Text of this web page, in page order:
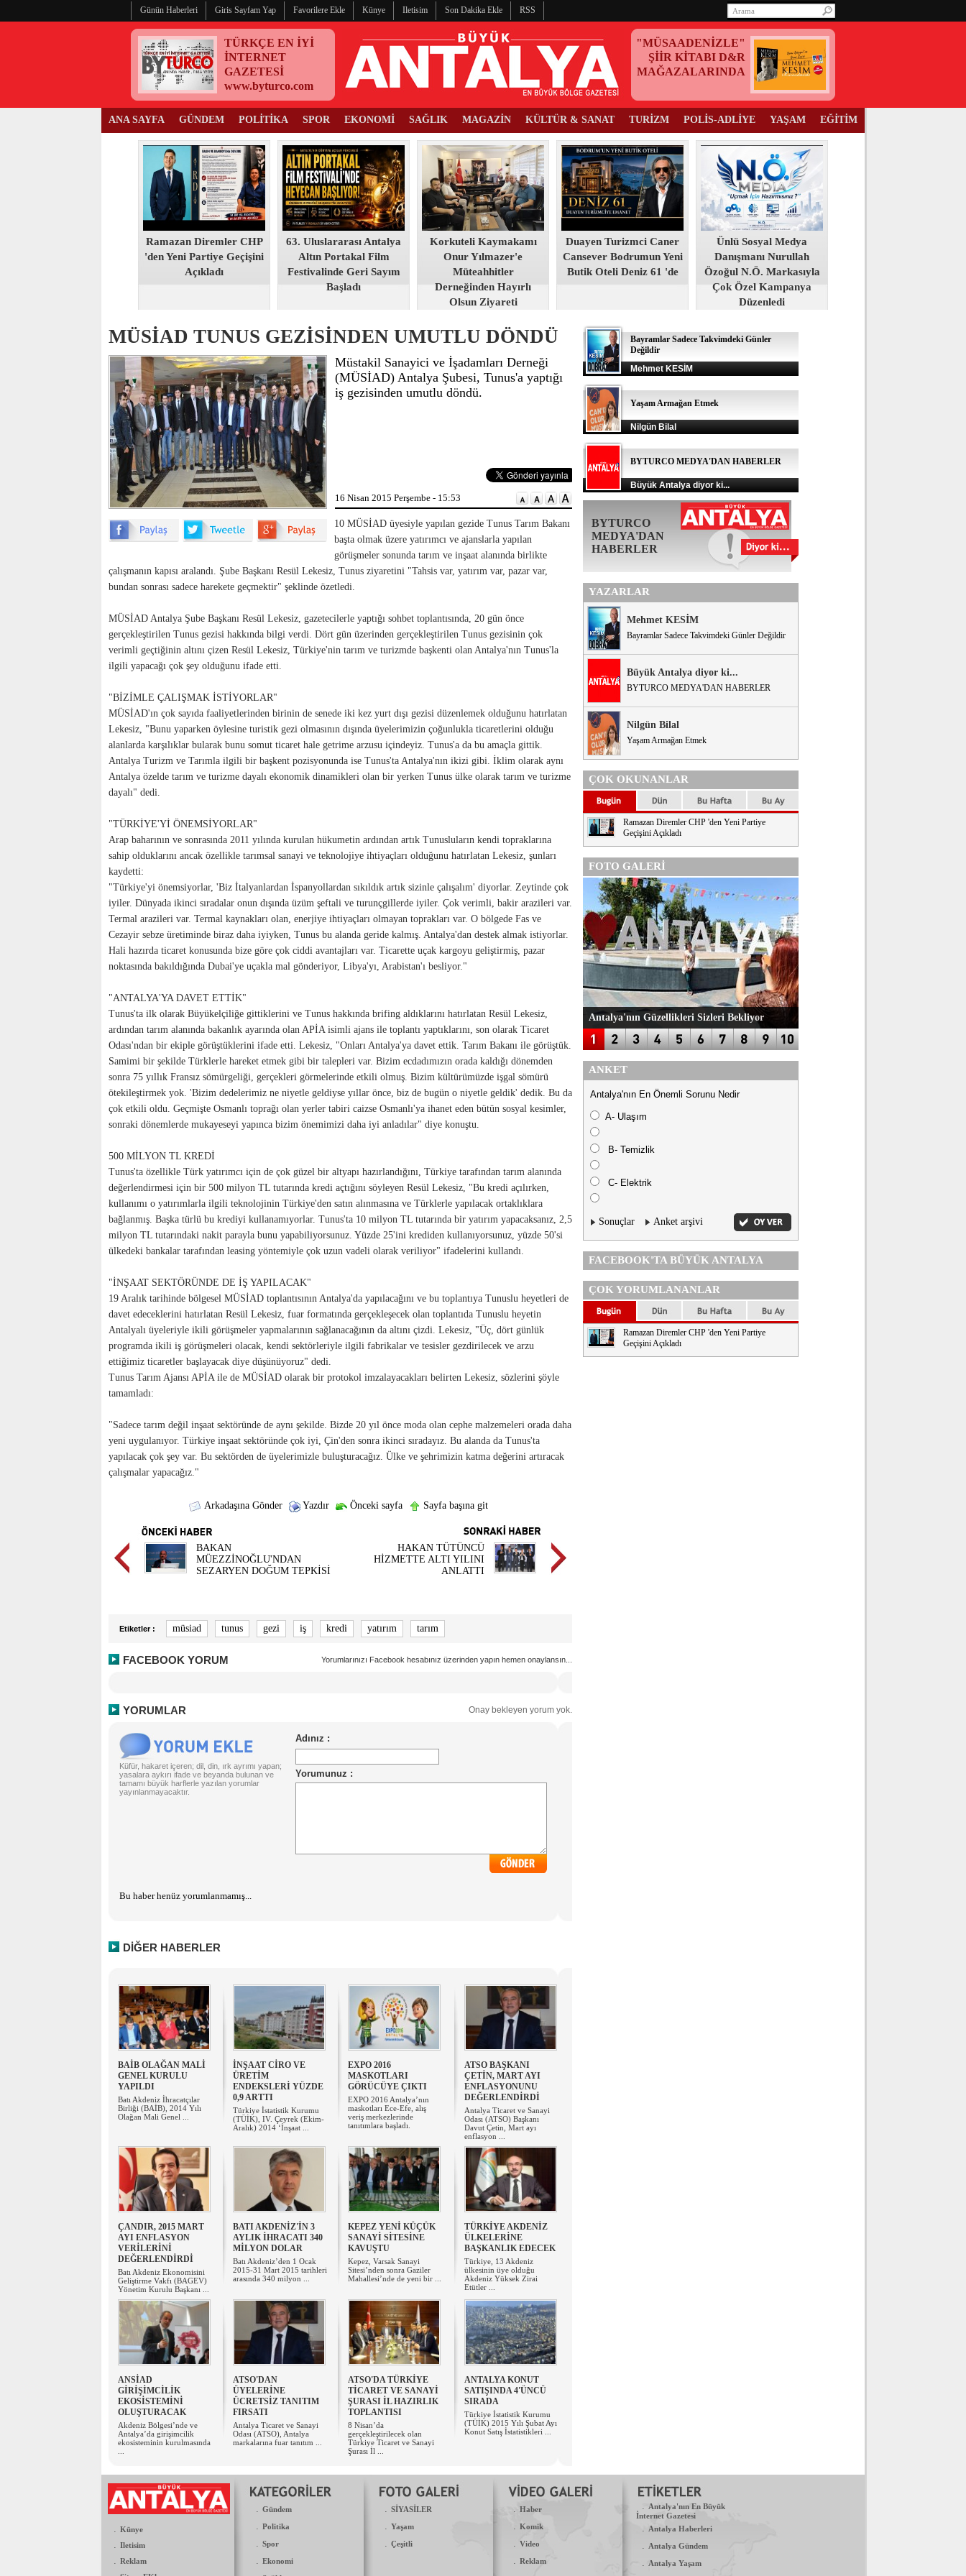
Günün Haberleri Giris Sayfam Yap Favorilere Ekle Künye Iletisim Son Dakika Ekle RSS
TÜRKÇE EN İYİ
İNTERNET
GAZETESİ
www.byturco.com
"MÜSAADENİZLE"
ŞİİR KİTABI D&R
MAĞAZALARINDA
ANA SAYFA GÜNDEM POLİTİKA SPOR EKONOMİ SAĞLIK MAGAZİN KÜLTÜR & SANAT TURİZM POLİS-ADLİYE YAŞAM EĞİTİM
Ramazan Diremler CHP
'den Yeni Partiye Geçişini
Açıkladı
63. Uluslararası Antalya
Altın Portakal Film
Festivalinde Geri Sayım
Başladı
Korkuteli Kaymakamı
Onur Yılmazer'e
Müteahhitler
Derneğinden Hayırlı
Olsun Ziyareti
Duayen Turizmci Caner
Cansever Bodrumun Yeni
Butik Oteli Deniz 61 'de
Ünlü Sosyal Medya
Danışmanı Nurullah
Özoğul N.Ö. Markasıyla
Çok Özel Kampanya
Düzenledi
MÜSİAD TUNUS GEZİSİNDEN UMUTLU DÖNDÜ
Müstakil Sanayici ve İşadamları Derneği
(MÜSİAD) Antalya Şubesi, Tunus'a yaptığı
iş gezisinden umutlu döndü.
16 Nisan 2015 Perşembe - 15:53
10 MÜSİAD üyesiyle yapılan gezide Tunus Tarım Bakanı
başta olmak üzere yatırımcı ve ajanslarla yapılan
görüşmeler sonunda tarım ve inşaat alanında birlikte
çalışmanın kapısı aralandı. Şube Başkanı Resül Lekesiz, Tunus ziyaretini "Tahsis var, yatırım var, pazar var,
bundan sonrası sadece harekete geçmektir" şeklinde özetledi.
MÜSİAD Antalya Şube Başkanı Resül Lekesiz, gazetecilerle yaptığı sohbet toplantısında, 20 gün önce
gerçekleştirilen Tunus gezisi hakkında bilgi verdi. Dört gün üzerinden gerçekleştirilen Tunus gezisinin çok
verimli geçtiğinin altını çizen Resül Lekesiz, Türkiye'nin tarım ve turizmde başkenti olan Antalya'nın Tunus'la
ilgili yapacağı çok şey olduğunu ifade etti.
"BİZİMLE ÇALIŞMAK İSTİYORLAR"
MÜSİAD'ın çok sayıda faaliyetlerinden birinin de senede iki kez yurt dışı gezisi düzenlemek olduğunu hatırlatan
Lekesiz, "Bunu yaparken öylesine turistik gezi olmasının dışında üyelerimizin çoğunlukla ticaretlerini olduğu
alanlarda karşılıklar bularak bunu somut ticaret hale getrime arzusu içindeyiz. Tunus'a da bu amaçla gittik.
Antalya Turizm ve Tarımla ilgili bir başkent pozisyonunda ise Tunus'ta Antalya'nın ikizi gibi. İklim olarak aynı
Antalya özelde tarım ve turizme dayalı ekonomik dinamikleri olan bir yerken Tunus ülke olarak tarım ve turizme
dayalı" dedi.
"TÜRKİYE'Yİ ÖNEMSİYORLAR"
Arap baharının ve sonrasında 2011 yılında kurulan hükumetin ardından artık Tunusluların kendi topraklarına
sahip olduklarını ancak özellikle tarımsal sanayi ve teknolojiye ihtiyaçları olduğunu hatırlatan Lekesiz, şunları
kaydetti:
"Türkiye'yi önemsiyorlar, 'Biz İtalyanlardan İspanyollardan sıkıldık artık sizinle çalışalım' diyorlar. Zeytinde çok
iyiler. Dünyada ikinci sıradalar onun dışında üzüm şeftali ve turunçgillerde iyiler. Çok verimli, bakir arazileri var.
Termal arazileri var. Termal kaynakları olan, enerjiye ihtiyaçları olmayan toprakları var. O bölgede Fas ve
Cezayir sebze üretiminde biraz daha iyiyken, Tunus bu alanda geride kalmış. Antalya'dan destek almak istiyorlar.
Hali hazırda ticaret konusunda bize göre çok ciddi avantajları var. Ticarette uçak kargoyu geliştirmiş, pazar
noktasında bakıldığında Dubai'ye uçakla mal gönderiyor, Libya'yı, Arabistan'ı besliyor."
"ANTALYA'YA DAVET ETTİK"
Tunus'ta ilk olarak Büyükelçiliğe gittiklerini ve Tunus hakkında brifing aldıklarını hatırlatan Resül Lekesiz,
ardından tarım alanında bakanlık ayarında olan APİA isimli ajans ile toplantı yaptıklarını, son olarak Ticaret
Odası'ndan bir ekiple görüştüklerini ifade etti. Lekesiz, "Onları Antalya'ya davet ettik. Tarım Bakanı ile görüştük.
Samimi bir şekilde Türklerle hareket etmek gibi bir talepleri var. Bizim ecdadımızın orada kaldığı dönemden
sonra 75 yıllık Fransız sömürgeliği, gerçekleri görmelerinde etkili olmuş. Bizim kültürümüzde işgal sömürü
ötekileştirmek yok. 'Bizim dedelerimiz ne niyetle geldiyse yıllar önce, biz de bugün o niyetle geldik' dedik. Bu da
çok etkili oldu. Geçmişte Osmanlı toprağı olan yerler tabiri caizse Osmanlı'ya ihanet eden bütün sosyal kesimler,
sonraki dönemlerde mukayeseyi yapınca bizim önemimizi daha iyi anladılar" diye konuştu.
500 MİLYON TL KREDİ
Tunus'ta özellikle Türk yatırımcı için de çok güzel bir altyapı hazırlandığını, Türkiye tarafından tarım alanında
değerlendirmesi için bir 500 milyon TL tutarında kredi açtığını söyleyen Resül Lekesiz, "Bu kredi açılırken,
kullanımı o yatırımlarla ilgili teknolojinin Türkiye'den satın alınmasına ve Türklerle yapılacak ortaklıklara
bağlanmış. Başka türlü bu krediyi kullanamıyorlar. Tunus'ta 10 milyon TL tutarında bir yatırım yapacaksanız, 2,5
milyon TL tutarındaki nakit parayla bunu yapabiliyorsunuz. Yüzde 25'ini krediden kullanıyorsunuz, yüzde 50'si
ülkedeki bankalar tarafından leasing yöntemiyle çok uzun vadeli olarak veriliyor" ifadelerini kullandı.
"İNŞAAT SEKTÖRÜNDE DE İŞ YAPILACAK"
19 Aralık tarihinde bölgesel MÜSİAD toplantısının Antalya'da yapılacağını ve bu toplantıya Tunuslu heyetleri de
davet edeceklerini hatırlatan Resül Lekesiz, fuar formatında gerçekleşecek olan toplantıda Tunuslu heyetin
Antalyalı üyeleriyle ikili görüşmeler yapmalarının sağlanacağının da altını çizdi. Lekesiz, "Üç, dört günlük
programda ikili iş görüşmeleri olacak, kendi sektörleriyle ilgili fabrikalar ve tesisler gezdirilecek ve arzu
ettiğimiz ticaretler başlayacak diye düşünüyoruz" dedi.
Tunus Tarım Ajansı APİA ile de MÜSİAD olarak bir protokol imzalayacakları belirten Lekesiz, sözlerini şöyle
tamamladı:
"Sadece tarım değil inşaat sektöründe de aynı şekilde. Bizde 20 yıl önce moda olan cephe malzemeleri orada daha
yeni uygulanıyor. Türkiye inşaat sektöründe çok iyi, Çin'den sonra ikinci sıradayız. Bu alanda da Tunus'ta
yapılacak çok şey var. Bu sektörden de üyelerimizle buluşturacağız. Ülke ve şehrimizin katma değerini artıracak
çalışmalar yapacağız."
Arkadaşına Gönder Yazdır Önceki sayfa Sayfa başına git
BAKAN
MÜEZZİNOĞLU'NDAN
SEZARYEN DOĞUM TEPKİSİ
HAKAN TÜTÜNCÜ
HİZMETTE ALTI YILINI
ANLATTI
Etiketler : müsiad tunus gezi iş kredi yatırım tarım
FACEBOOK YORUM Yorumlarınızı Facebook hesabınız üzerinden yapın hemen onaylansın...
YORUMLAR Onay bekleyen yorum yok.
Küfür, hakaret içeren; dil, din, ırk ayrımı yapan;
yasalara aykırı ifade ve beyanda bulunan ve
tamamı büyük harflerle yazılan yorumlar
yayınlanmayacaktır.
Bu haber henüz yorumlanmamış...
DİĞER HABERLER
BAİB OLAĞAN MALİ
GENEL KURULU
YAPILDI
Batı Akdeniz İhracatçılar
Birliği (BAİB), 2014 Yılı
Olağan Mali Genel ...
İNŞAAT CİRO VE
ÜRETİM
ENDEKSLERİ YÜZDE
0,9 ARTTI
Türkiye İstatistik Kurumu
(TÜİK), IV. Çeyrek (Ekim-
Aralık) 2014 ‘İnşaat ...
EXPO 2016
MASKOTLARI
GÖRÜCÜYE ÇIKTI
EXPO 2016 Antalya’nın
maskotları Ece-Efe, alış
veriş merkezlerinde
tanıtımlara başladı.
ATSO BAŞKANI
ÇETİN, MART AYI
ENFLASYONUNU
DEĞERLENDİRDİ
Antalya Ticaret ve Sanayi
Odası (ATSO) Başkanı
Davut Çetin, Mart ayı
enflasyon ...
ÇANDIR, 2015 MART
AYI ENFLASYON
VERİLERİNİ
DEĞERLENDİRDİ
Batı Akdeniz Ekonomisini
Geliştirme Vakfı (BAGEV)
Yönetim Kurulu Başkanı ...
BATI AKDENİZ'İN 3
AYLIK İHRACATI 340
MİLYON DOLAR
Batı Akdeniz’den 1 Ocak
2015-31 Mart 2015 tarihleri
arasında 340 milyon ...
KEPEZ YENİ KÜÇÜK
SANAYİ SİTESİNE
KAVUŞTU
Kepez, Varsak Sanayi
Sitesi’nden sonra Gaziler
Mahallesi’nde de yeni bir ...
TÜRKİYE AKDENİZ
ÜLKELERİNE
BAŞKANLIK EDECEK
Türkiye, 13 Akdeniz
ülkesinin üye olduğu
Akdeniz Yüksek Zirai
Etütler ...
ANSİAD
GİRİŞİMCİLİK
EKOSİSTEMİNİ
OLUŞTURACAK
Akdeniz Bölgesi’nde ve
Antalya’da girişimcilik
ekosisteminin kurulmasında
ATSO'DAN
ÜYELERİNE
ÜCRETSİZ TANITIM
FIRSATI
Antalya Ticaret ve Sanayi
Odası (ATSO), Antalya
markalarına fuar tanıtım ...
ATSO'DA TÜRKİYE
TİCARET VE SANAYİ
ŞURASI İL HAZIRLIK
TOPLANTISI
8 Nisan’da
gerçekleştirilecek olan
Türkiye Ticaret ve Sanayi
Şurası İl ...
ANTALYA KONUT
SATIŞINDA 4'ÜNCÜ
SIRADA
Türkiye İstatistik Kurumu
(TÜİK) 2015 Yılı Şubat Ayı
Konut Satış İstatistikleri ...
Bayramlar Sadece Takvimdeki Günler
Değildir
Mehmet KESİM
Yaşam Armağan Etmek
Nilgün Bilal
BYTURCO MEDYA'DAN HABERLER
Büyük Antalya diyor ki...
BYTURCO
MEDYA'DAN
HABERLER
YAZARLAR
Mehmet KESİM
Bayramlar Sadece Takvimdeki Günler Değildir
Büyük Antalya diyor ki...
BYTURCO MEDYA'DAN HABERLER
Nilgün Bilal
Yaşam Armağan Etmek
ÇOK OKUNANLAR
Ramazan Diremler CHP 'den Yeni Partiye
Geçişini Açıkladı
FOTO GALERİ
Antalya'nın Güzellikleri Sizleri Bekliyor
ANKET
Antalya'nın En Önemli Sorunu Nedir
A- Ulaşım
B- Temizlik
C- Elektrik
Sonuçlar Anket arşivi
FACEBOOK'TA BÜYÜK ANTALYA
ÇOK YORUMLANANLAR
Ramazan Diremler CHP 'den Yeni Partiye
Geçişini Açıkladı
. Künye
. Iletisim
. Reklam
. Gündem
. Politika
. Spor
. Ekonomi
. SİYASİLER
. Yaşam
. Çeşitli
. Haber
. Komik
. Video
. Reklam
. Antalya'nın En Büyük
İnternet Gazetesi
. Antalya Haberleri
. Antalya Gündem
. Antalya Yaşam